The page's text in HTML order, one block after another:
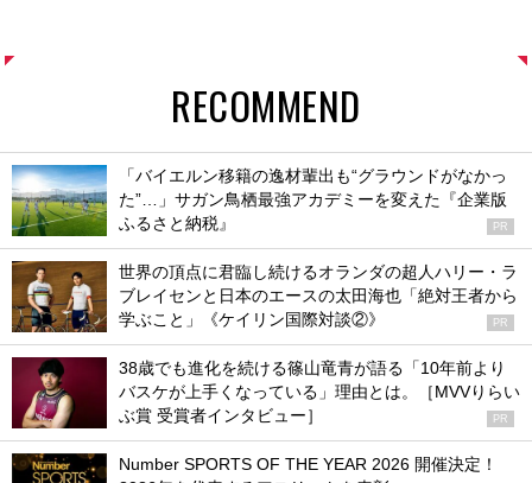
RECOMMEND
「バイエルン移籍の逸材輩出も“グラウンドがなかっ
た”…」サガン鳥栖最強アカデミーを変えた『企業版
ふるさと納税』
PR
世界の頂点に君臨し続けるオランダの超人ハリー・ラ
ブレイセンと日本のエースの太田海也「絶対王者から
学ぶこと」《ケイリン国際対談②》
PR
38歳でも進化を続ける篠山竜青が語る「10年前より
バスケが上手くなっている」理由とは。［MVVりらい
ぶ賞 受賞者インタビュー］
PR
Number SPORTS OF THE YEAR 2026 開催決定！